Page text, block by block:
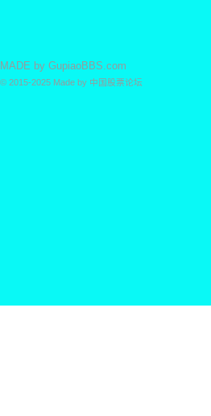
MADE by GupiaoBBS.com
© 2015-2025 Made by 中国股票论坛